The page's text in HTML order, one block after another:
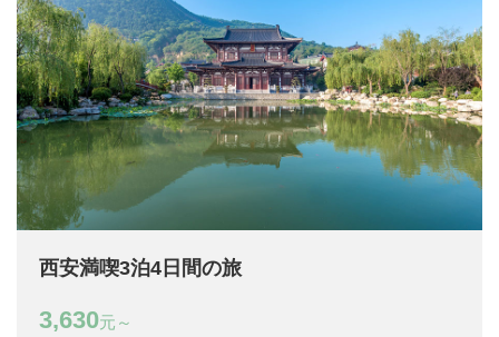
西安満喫3泊4日間の旅
3,630元～